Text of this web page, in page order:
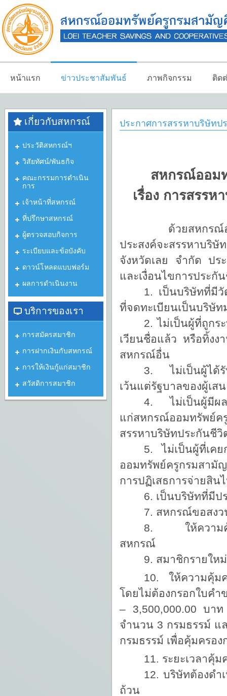
หน้าแรก ข่าวประชาสัมพันธ์ ภาพกิจกรรม ติด
ประกาศการสรรหาบริษัท
สหกรณ์ออม
เรื่อง การสรร
ด้วยสหกร
ประสงค์จะสรรหาบริ
จังหวัดเลย จํากัด ปร
และเงื่อนไขการประกั
1. เป็นบริษัทที่มี
ที่จดทะเบียนเป็นบริษั
2. ไม่เป็นผู้ที่ถูกร
เวียนชื่อแล้ว หรือทิ้ง
สหกรณ์อื่น
3. ไม่เป็นผู้ได้รั
เว้นแต่รัฐบาลของผู้เ
4. ไม่เป็นผู้มีผลป
แก่สหกรณ์ออมทรัพย์
สรรหาบริษัทประกันชี
5. ไม่เป็นผู้ที่เค
ออมทรัพย์ครูกรมสามั
การปฏิเสธการจ่ายสิ
6. เป็นบริษัทที่มีป
7. สหกรณ์ขอสงว
8. ให้ความคุ้มค
สหกรณ์
9. สมาชิกรายให
10. ให้ความคุ้ม
โดยไม่ต้องกรอกใบค
– 3,500,000.00 บา
จำนวน 3 กรมธรรม์ แ
กรมธรรม์ เพื่อคุ้มครอ
11. ระยะเวลาคุ้
12. บริษัทต้องดำ
ถ้วน
เกี่ยวกับสหกรณ์
ประวัติสหกรณ์ฯ
วิสัยทัศน์/พันธกิจ
คณะกรรมการดำเนิน
การ
เจ้าหน้าที่สหกรณ์
ที่ปรึกษาสหกรณ์
ผู้ตรวจสอบกิจการ
ระเบียบและข้อบังคับ
ดาวน์โหลดแบบฟอร์ม
ผลการดำเนินงาน
บริการของเรา
การสมัครสมาชิก
การฝากเงินกับสหกรณ์
การให้เงินกู้แก่สมาชิก
สวัสดิการสมาชิก